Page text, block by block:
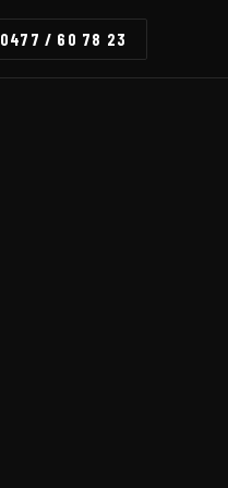
0477 / 60 78 23